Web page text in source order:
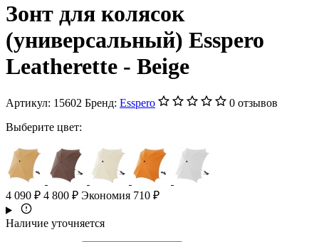
Зонт для колясок
(универсальный) Esspero
Leatherette - Beige
Артикул: 15602 Бренд: Esspero
0 отзывов
Выберите цвет:
4 090 ₽ 4 800 ₽ Экономия 710 ₽
Наличие уточняется